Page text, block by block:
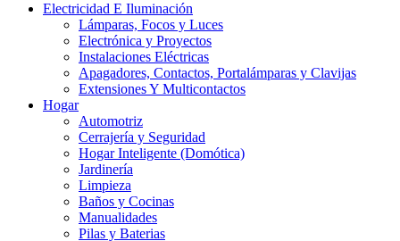
Electricidad E Iluminación
Lámparas, Focos y Luces
Electrónica y Proyectos
Instalaciones Eléctricas
Apagadores, Contactos, Portalámparas y Clavijas
Extensiones Y Multicontactos
Hogar
Automotriz
Cerrajería y Seguridad
Hogar Inteligente (Domótica)
Jardinería
Limpieza
Baños y Cocinas
Manualidades
Pilas y Baterias